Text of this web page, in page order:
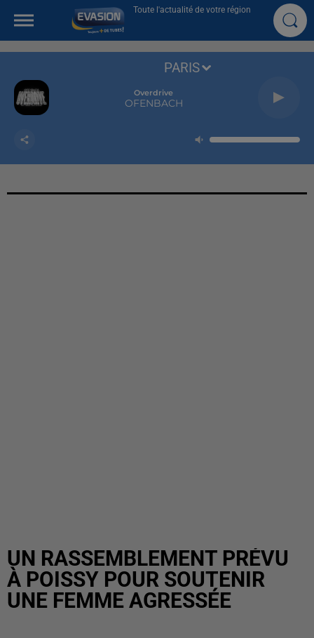
Toute l'actualité de votre région
Overdrive
OFENBACH
PARIS
UN RASSEMBLEMENT PRÉVU
À POISSY POUR SOUTENIR
UNE FEMME AGRESSÉE